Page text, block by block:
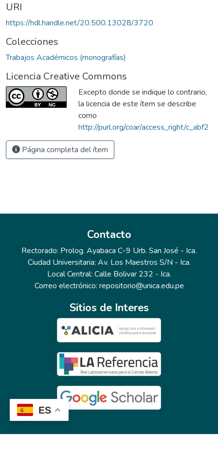
ES
URI
https://hdl.handle.net/20.500.13028/3720
Colecciones
Trabajos Académicos (monografías)
Licencia Creative Commons
Excepto donde se indique lo contrario,
la licencia de este ítem se describe
como
http://purl.org/coar/access_right/c_abf2
Página completa del ítem
Contacto
Rectorado: Prolog. Ayabaca C-9 Urb. San José - Ica.
Ciudad Universitaria: Av. Los Maestros S/N - Ica.
Local Central: Calle Bolivar 232 - Ica.
Correo electrónico: repositorio@unica.edu.pe
Sitios de Interes